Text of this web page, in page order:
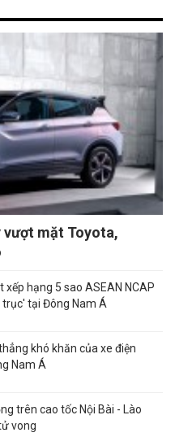
vượt mặt Toyota,
xếp hạng 5 sao ASEAN NCAP
tại Đông Nam Á
khó khăn của xe điện
Nam Á
trên cao tốc Nội Bài - Lào
vong